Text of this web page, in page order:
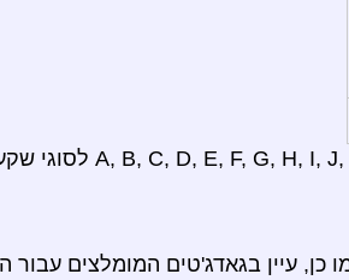
כן, עיין בגאדג'טים המומלצים עבור